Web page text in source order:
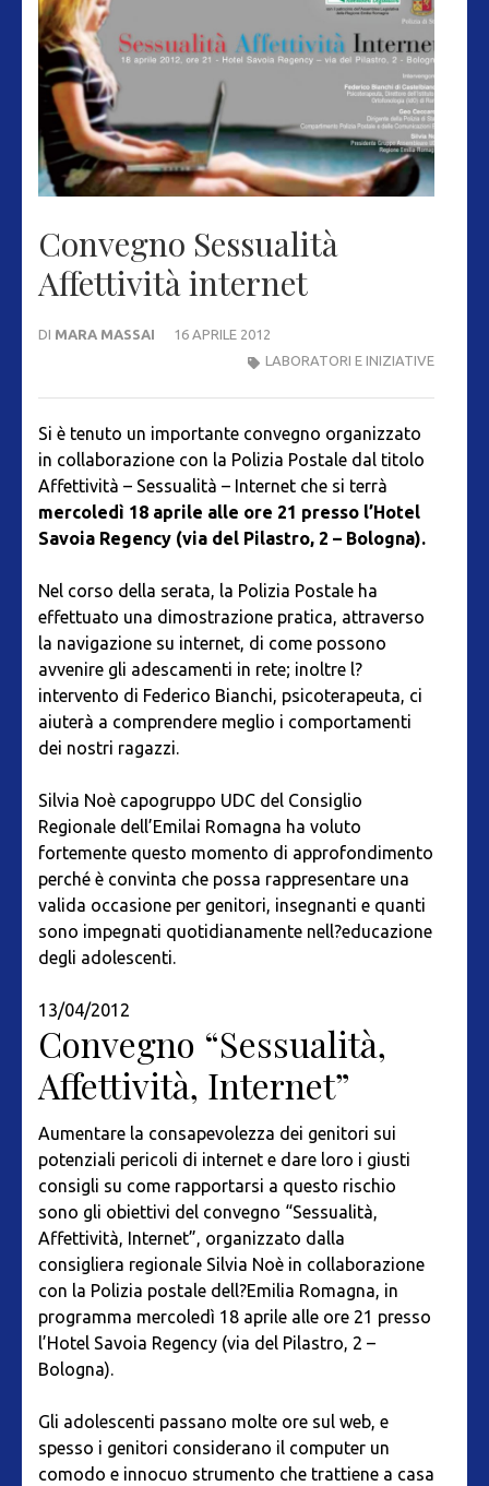
Convegno Sessualità
Affettività internet
DI MARA MASSAI
16 APRILE 2012
LABORATORI E INIZIATIVE
Si è tenuto un importante convegno organizzato
in collaborazione con la Polizia Postale dal titolo
Affettività – Sessualità – Internet che si terrà
mercoledì 18 aprile alle ore 21 presso l’Hotel
Savoia Regency (via del Pilastro, 2 – Bologna).
Nel corso della serata, la Polizia Postale ha
effettuato una dimostrazione pratica, attraverso
la navigazione su internet, di come possono
avvenire gli adescamenti in rete; inoltre l?
intervento di Federico Bianchi, psicoterapeuta, ci
aiuterà a comprendere meglio i comportamenti
dei nostri ragazzi.
Silvia Noè capogruppo UDC del Consiglio
Regionale dell’Emilai Romagna ha voluto
fortemente questo momento di approfondimento
perché è convinta che possa rappresentare una
valida occasione per genitori, insegnanti e quanti
sono impegnati quotidianamente nell?educazione
degli adolescenti.
13/04/2012
Convegno “Sessualità,
Affettività, Internet”
Aumentare la consapevolezza dei genitori sui
potenziali pericoli di internet e dare loro i giusti
consigli su come rapportarsi a questo rischio
sono gli obiettivi del convegno “Sessualità,
Affettività, Internet”, organizzato dalla
consigliera regionale Silvia Noè in collaborazione
con la Polizia postale dell?Emilia Romagna, in
programma mercoledì 18 aprile alle ore 21 presso
l’Hotel Savoia Regency (via del Pilastro, 2 –
Bologna).
Gli adolescenti passano molte ore sul web, e
spesso i genitori considerano il computer un
comodo e innocuo strumento che trattiene a casa